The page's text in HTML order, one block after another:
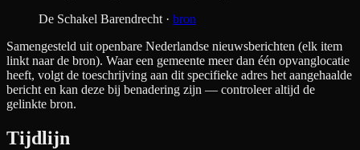
De Schakel Barendrecht · bron
Samengesteld uit openbare Nederlandse nieuwsberichten (elk item
linkt naar de bron). Waar een gemeente meer dan één opvanglocatie
heeft, volgt de toeschrijving aan dit specifieke adres het aangehaalde
bericht en kan deze bij benadering zijn — controleer altijd de
gelinkte bron.
Tijdlijn